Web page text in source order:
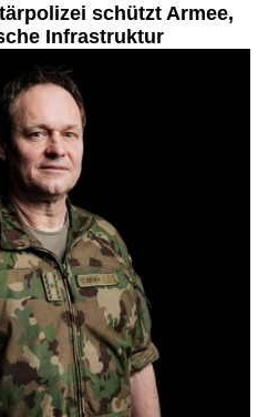
schützt Armee,
Infrastruktur